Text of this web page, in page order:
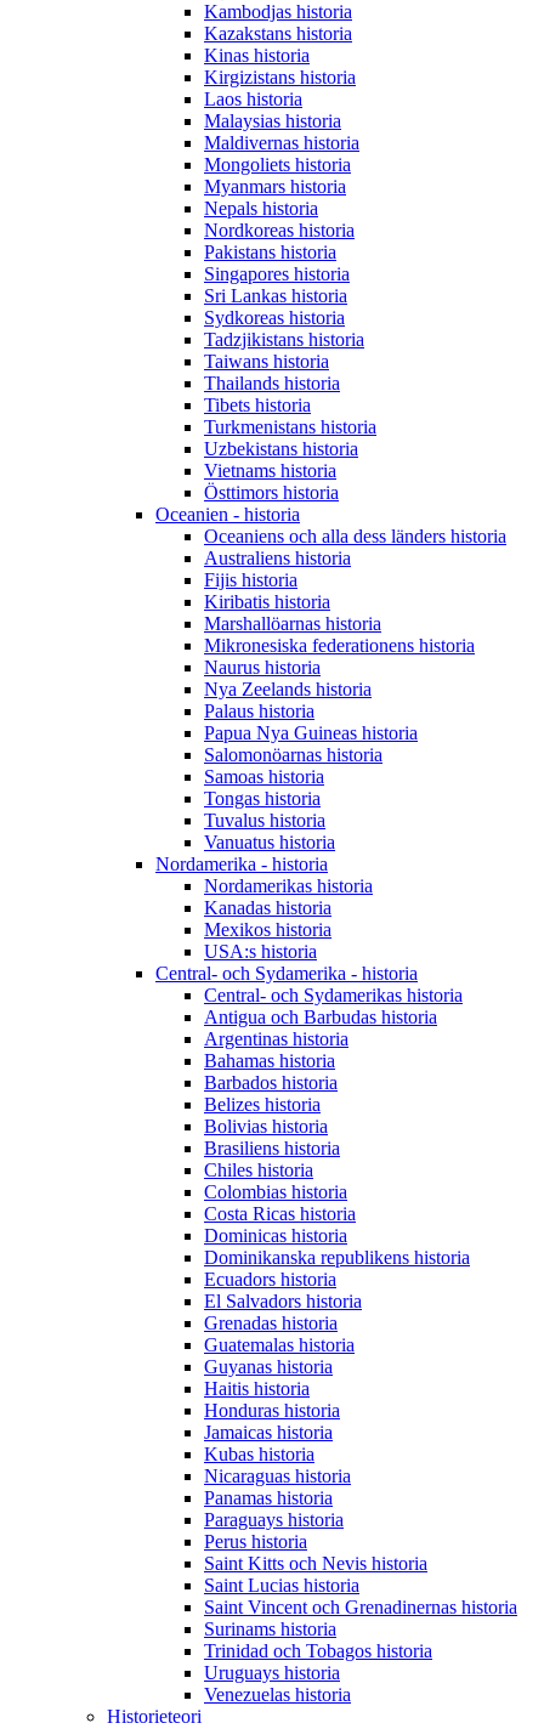
Kambodjas historia
Kazakstans historia
Kinas historia
Kirgizistans historia
Laos historia
Malaysias historia
Maldivernas historia
Mongoliets historia
Myanmars historia
Nepals historia
Nordkoreas historia
Pakistans historia
Singapores historia
Sri Lankas historia
Sydkoreas historia
Tadzjikistans historia
Taiwans historia
Thailands historia
Tibets historia
Turkmenistans historia
Uzbekistans historia
Vietnams historia
Östtimors historia
Oceanien - historia
Oceaniens och alla dess länders historia
Australiens historia
Fijis historia
Kiribatis historia
Marshallöarnas historia
Mikronesiska federationens historia
Naurus historia
Nya Zeelands historia
Palaus historia
Papua Nya Guineas historia
Salomonöarnas historia
Samoas historia
Tongas historia
Tuvalus historia
Vanuatus historia
Nordamerika - historia
Nordamerikas historia
Kanadas historia
Mexikos historia
USA:s historia
Central- och Sydamerika - historia
Central- och Sydamerikas historia
Antigua och Barbudas historia
Argentinas historia
Bahamas historia
Barbados historia
Belizes historia
Bolivias historia
Brasiliens historia
Chiles historia
Colombias historia
Costa Ricas historia
Dominicas historia
Dominikanska republikens historia
Ecuadors historia
El Salvadors historia
Grenadas historia
Guatemalas historia
Guyanas historia
Haitis historia
Honduras historia
Jamaicas historia
Kubas historia
Nicaraguas historia
Panamas historia
Paraguays historia
Perus historia
Saint Kitts och Nevis historia
Saint Lucias historia
Saint Vincent och Grenadinernas historia
Surinams historia
Trinidad och Tobagos historia
Uruguays historia
Venezuelas historia
Historieteori